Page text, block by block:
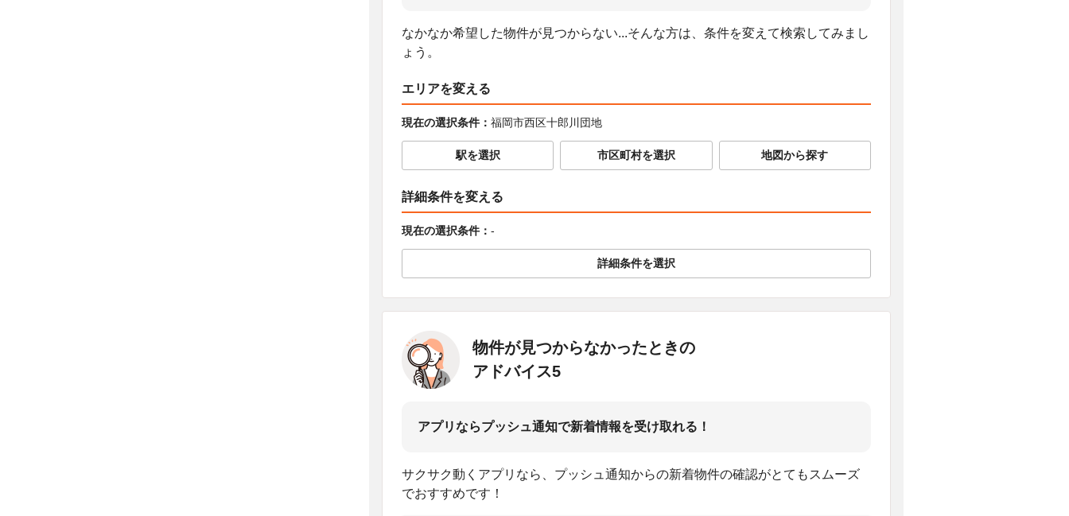
なかなか希望した物件が見つからない...そんな方は、条件を変えて検索してみまし
ょう。
エリアを変える
現在の選択条件： 福岡市西区十郎川団地
駅を選択 市区町村を選択 地図から探す
詳細条件を変える
現在の選択条件： -
詳細条件を選択
物件が見つからなかったときの
アドバイス5
アプリならプッシュ通知で新着情報を受け取れる！
サクサク動くアプリなら、プッシュ通知からの新着物件の確認がとてもスムーズ
でおすすめです！